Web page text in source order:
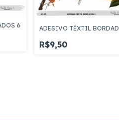
6 ADESIVO TÊXTIL
R$9,50